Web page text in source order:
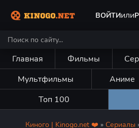
ВОЙТИили
Главная Фильмы
Мультфильмы
Аниме
Топ 100
Киного | Kinogo.net ❤️ » Сериалы